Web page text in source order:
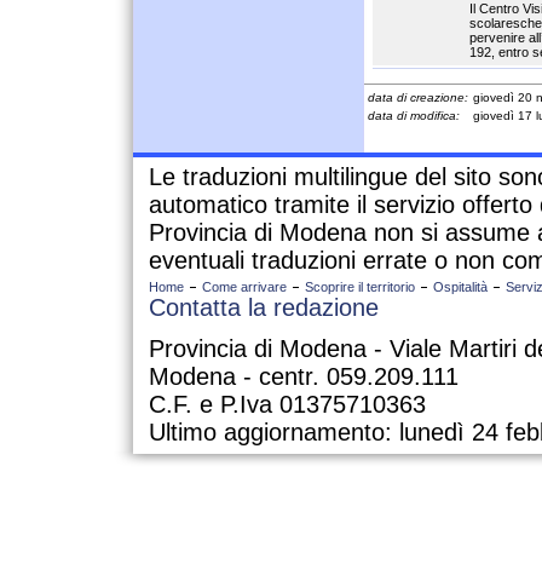
Il Centro
pervenire
192, entro
data di creazione: giovedì 20
data di modifica:
giovedì 17
Le traduzioni multilingue del sito
automatico tramite il servizio
Provincia di Modena non si assume
eventuali traduzioni errate o non
Home Come arrivare Scoprire il territorio Ospitalità
Contatta la redazione
Provincia di Modena - Viale Martiri
Modena - centr. 059.209.111
C.F. e P.Iva 01375710363
Ultimo aggiornamento: lunedì 24